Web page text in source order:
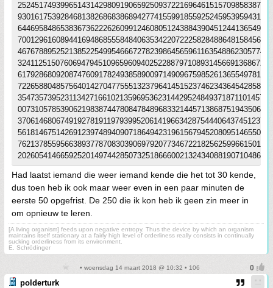
Had laatst iemand die weer iemand kende die het tot 30 kende,
dus toen heb ik ook maar weer even in een paar minuten de
eerste 50 opgefrist. De 250 die ik kon heb ik geen zin meer in
om opnieuw te leren.
[A living organism] feeds upon negative entropy. Thus the device by which an organism
maintains itself stationary at a fairly high level of orderliness really consists in continually
sucking orderliness from its environment.
E. Schrödinger
• woensdag 14 maart 2018 @ 10:32 • 106
polderturk